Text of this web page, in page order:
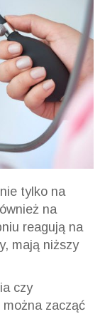
tylko na
na
reagują na
mają niższy
czy
zacząć